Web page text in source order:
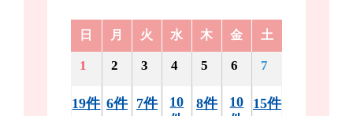
日 月 火 水 木 金 土
1
19件
2
6件
3
7件
4
10
5
8件
6
10
7
15件